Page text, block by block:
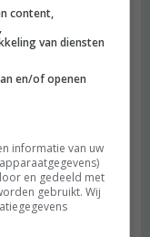
content,
van diensten
en/of openen
informatie van uw
en gedeeld met
gebruikt. Wij